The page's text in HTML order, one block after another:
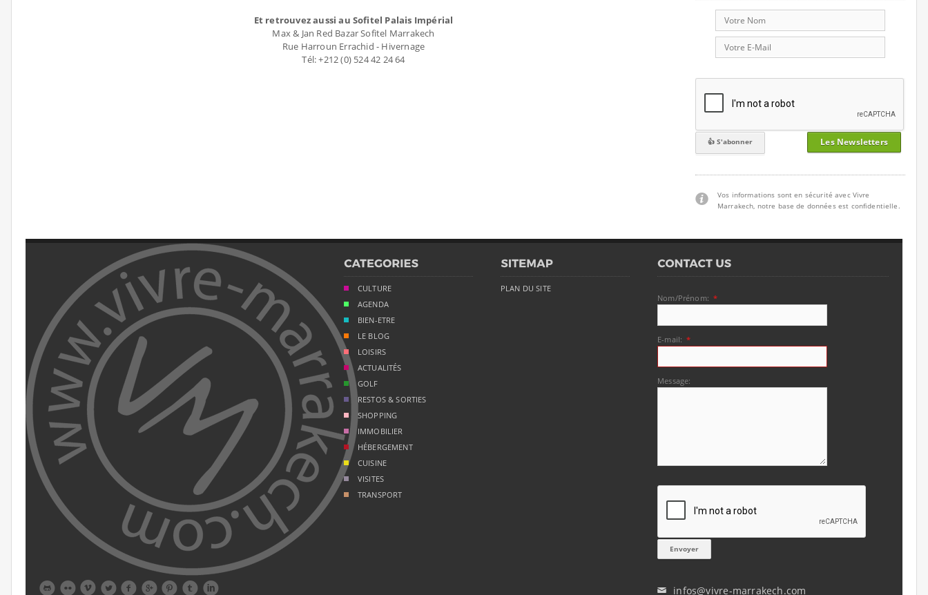
Et retrouvez aussi au Sofitel Palais Impérial
Max & Jan Red Bazar Sofitel Marrakech
Rue Harroun Errachid - Hivernage
Tél: +212 (0) 524 42 24 64
Les Newsletters
Vos informations sont en sécurité avec Vivre
Marrakech, notre base de données est confidentielle.
        
CULTURE
AGENDA
BIEN-ETRE
LE BLOG
LOISIRS
ACTUALITÉS
GOLF
RESTOS & SORTIES
SHOPPING
IMMOBILIER
HÉBERGEMENT
CUISINE
VISITES
TRANSPORT
PLAN DU SITE
Nom/Prénom: *
E-mail: *
Message:
✉ infos@vivre-marrakech.com